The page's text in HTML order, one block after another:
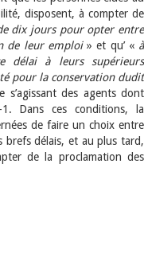
disposent, à compter de
dix jours pour opter entre
de leur emploi» et qu’ « à
délai à leurs supérieurs
pour la conservation dudit
s’agissant des agents dont
1. Dans ces conditions, la
de faire un choix entre
brefs délais, et au plus tard,
de la proclamation des